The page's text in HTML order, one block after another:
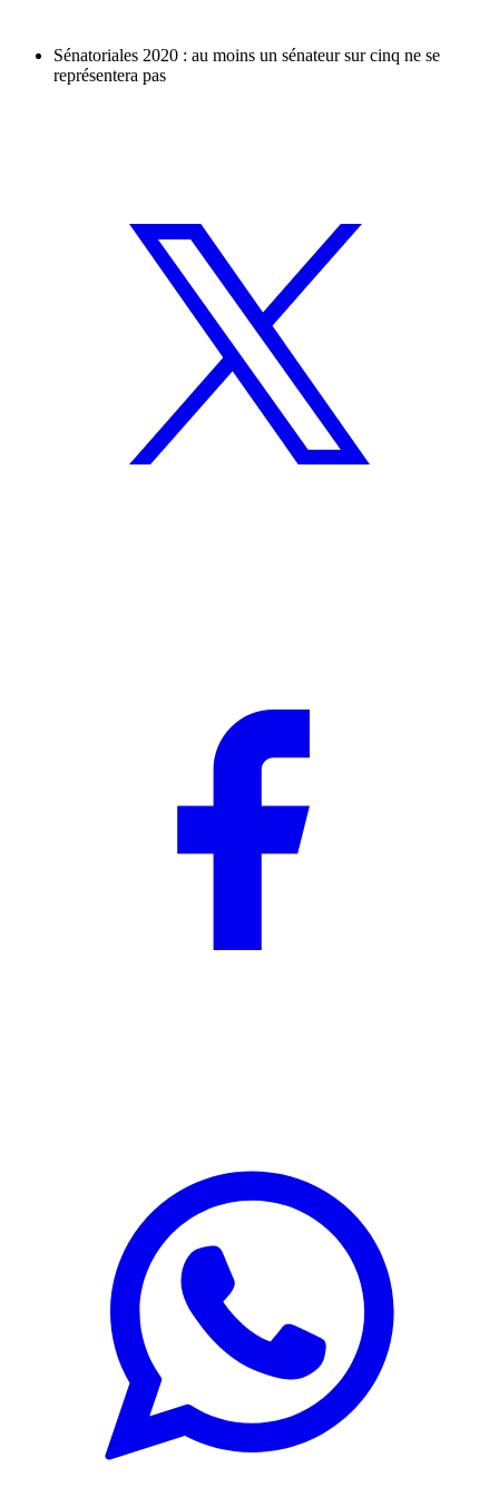
Sénatoriales 2020 : au moins un sénateur sur cinq ne se
représentera pas